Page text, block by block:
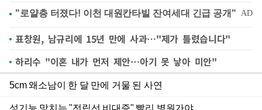
표창원, 남규리에 15년 만에 사과…"제가 틀렸습니다"
하리수 "이혼 내가 먼저 제안…아기 못 낳아 미안"